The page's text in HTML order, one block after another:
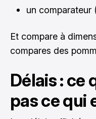
un comparateur
Et compare à
compares des
Délais : ce
pas ce qui